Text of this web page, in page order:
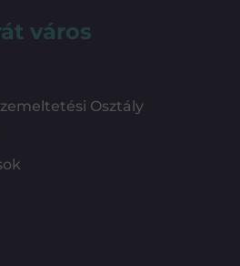
város
Osztály